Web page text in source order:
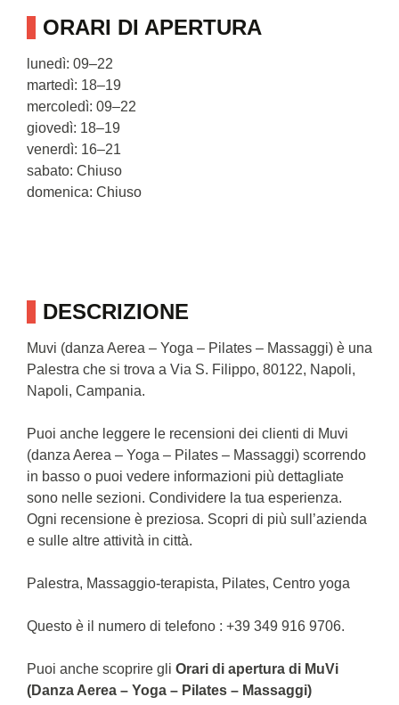
DESCRIZIONE
Muvi (danza Aerea – Yoga – Pilates – Massaggi) è una
Palestra che si trova a Via S. Filippo, 80122, Napoli,
Napoli, Campania.
Puoi anche leggere le recensioni dei clienti di Muvi
(danza Aerea – Yoga – Pilates – Massaggi) scorrendo
in basso o puoi vedere informazioni più dettagliate
sono nelle sezioni. Condividere la tua esperienza.
Ogni recensione è preziosa. Scopri di più sull’azienda
e sulle altre attività in città.
Palestra, Massaggio-terapista, Pilates, Centro yoga
Questo è il numero di telefono : +39 349 916 9706.
Puoi anche scoprire gli Orari di apertura di MuVi
(Danza Aerea – Yoga – Pilates – Massaggi)
ORARI DI APERTURA
lunedì: 09–22
martedì: 18–19
mercoledì: 09–22
giovedì: 18–19
venerdì: 16–21
sabato: Chiuso
domenica: Chiuso